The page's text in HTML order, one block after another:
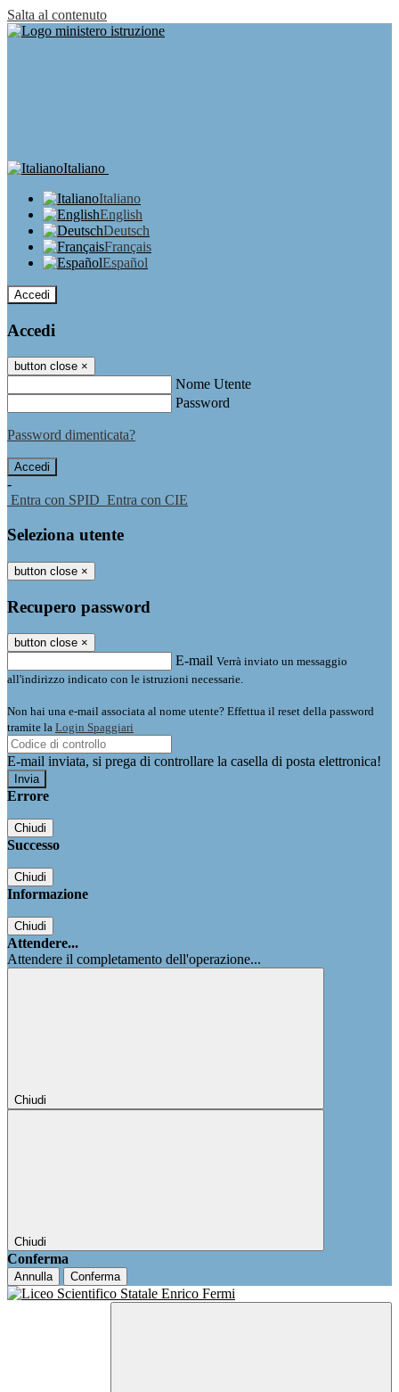
Salta al contenuto
Italiano
Italiano
English
Deutsch
Français
Español
Accedi
Accedi
button close ×
Nome Utente
Password
Password dimenticata?
-
Entra con SPID Entra con CIE
Seleziona utente
button close ×
Recupero password
button close ×
E-mail Verrà inviato un messaggio
all'indirizzo indicato con le istruzioni necessarie.
Non hai una e-mail associata al nome utente? Effettua il reset della password
tramite la Login Spaggiari
E-mail inviata, si prega di controllare la casella di posta elettronica!
Errore
Chiudi
Successo
Chiudi
Informazione
Chiudi
Attendere...
Attendere il completamento dell'operazione...
Chiudi
Chiudi
Conferma
Annulla Conferma